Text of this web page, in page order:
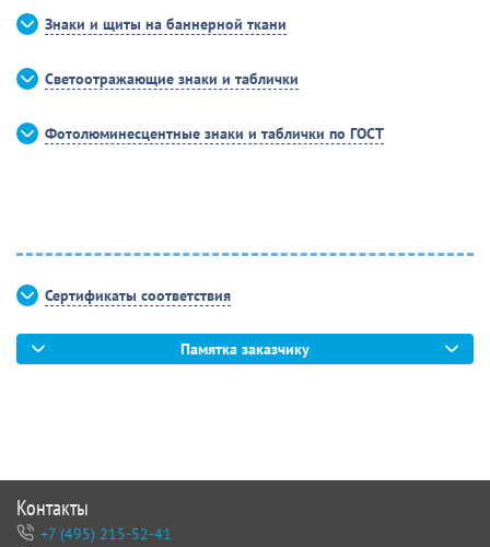
Знаки и щиты на баннерной ткани
Светоотражающие знаки и таблички
Фотолюминесцентные знаки и таблички по ГОСТ
Сертификаты соответствия
Памятка заказчику
Контакты
+7 (495) 215-52-41